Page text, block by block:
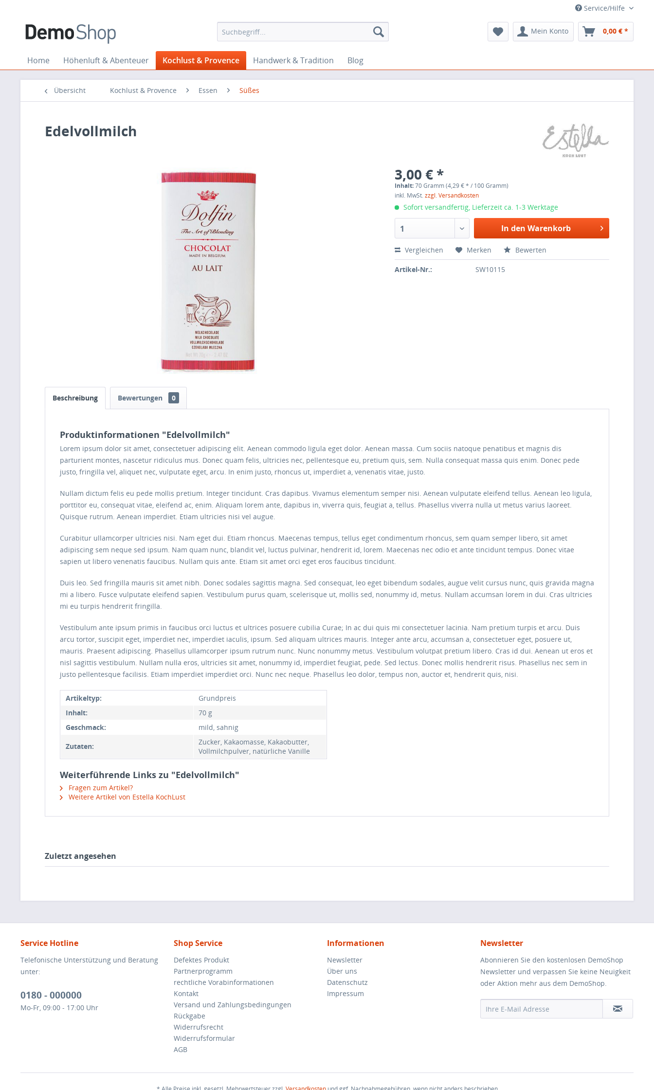
Service/Hilfe
Mein Konto 0,00 € *
Home Höhenluft & Abenteuer Kochlust & Provence Handwerk & Tradition Blog
Übersicht Kochlust & Provence Essen Süßes
Edelvollmilch
3,00 € *
Inhalt:70 Gramm (4,29 € * / 100 Gramm)
inkl. MwSt.zzgl. Versandkosten
Sofort versandfertig, Lieferzeit ca. 1-3 Werktage
1 In den Warenkorb
Vergleichen Merken Bewerten
Artikel-Nr.: SW10115
Beschreibung Bewertungen 0
Produktinformationen "Edelvollmilch"
Lorem ipsum dolor sit amet, consectetuer adipiscing elit. Aenean commodo ligula eget dolor. Aenean massa. Cum sociis natoque penatibus et magnis dis
parturient montes, nascetur ridiculus mus. Donec quam felis, ultricies nec, pellentesque eu, pretium quis, sem. Nulla consequat massa quis enim. Donec pede
justo, fringilla vel, aliquet nec, vulputate eget, arcu. In enim justo, rhoncus ut, imperdiet a, venenatis vitae, justo.
Nullam dictum felis eu pede mollis pretium. Integer tincidunt. Cras dapibus. Vivamus elementum semper nisi. Aenean vulputate eleifend tellus. Aenean leo ligula,
porttitor eu, consequat vitae, eleifend ac, enim. Aliquam lorem ante, dapibus in, viverra quis, feugiat a, tellus. Phasellus viverra nulla ut metus varius laoreet.
Quisque rutrum. Aenean imperdiet. Etiam ultricies nisi vel augue.
Curabitur ullamcorper ultricies nisi. Nam eget dui. Etiam rhoncus. Maecenas tempus, tellus eget condimentum rhoncus, sem quam semper libero, sit amet
adipiscing sem neque sed ipsum. Nam quam nunc, blandit vel, luctus pulvinar, hendrerit id, lorem. Maecenas nec odio et ante tincidunt tempus. Donec vitae
sapien ut libero venenatis faucibus. Nullam quis ante. Etiam sit amet orci eget eros faucibus tincidunt.
Duis leo. Sed fringilla mauris sit amet nibh. Donec sodales sagittis magna. Sed consequat, leo eget bibendum sodales, augue velit cursus nunc, quis gravida magna
mi a libero. Fusce vulputate eleifend sapien. Vestibulum purus quam, scelerisque ut, mollis sed, nonummy id, metus. Nullam accumsan lorem in dui. Cras ultricies
mi eu turpis hendrerit fringilla.
Vestibulum ante ipsum primis in faucibus orci luctus et ultrices posuere cubilia Curae; In ac dui quis mi consectetuer lacinia. Nam pretium turpis et arcu. Duis
arcu tortor, suscipit eget, imperdiet nec, imperdiet iaculis, ipsum. Sed aliquam ultrices mauris. Integer ante arcu, accumsan a, consectetuer eget, posuere ut,
mauris. Praesent adipiscing. Phasellus ullamcorper ipsum rutrum nunc. Nunc nonummy metus. Vestibulum volutpat pretium libero. Cras id dui. Aenean ut eros et
nisl sagittis vestibulum. Nullam nulla eros, ultricies sit amet, nonummy id, imperdiet feugiat, pede. Sed lectus. Donec mollis hendrerit risus. Phasellus nec sem in
justo pellentesque facilisis. Etiam imperdiet imperdiet orci. Nunc nec neque. Phasellus leo dolor, tempus non, auctor et, hendrerit quis, nisi.
Artikeltyp:
Grundpreis
Inhalt:
70 g
Geschmack:
mild, sahnig
Zutaten:
Zucker, Kakaomasse, Kakaobutter,
Vollmilchpulver, natürliche Vanille
Weiterführende Links zu "Edelvollmilch"
Fragen zum Artikel?
Weitere Artikel von Estella KochLust
Zuletzt angesehen
Service Hotline
Telefonische Unterstützung und Beratung
unter:
0180 - 000000
Mo-Fr, 09:00 - 17:00 Uhr
Shop Service
Defektes Produkt
Partnerprogramm
rechtliche Vorabinformationen
Kontakt
Versand und Zahlungsbedingungen
Rückgabe
Widerrufsrecht
Widerrufsformular
AGB
Informationen
Newsletter
Über uns
Datenschutz
Impressum
Newsletter
Abonnieren Sie den kostenlosen DemoShop
Newsletter und verpassen Sie keine Neuigkeit
oder Aktion mehr aus dem DemoShop.